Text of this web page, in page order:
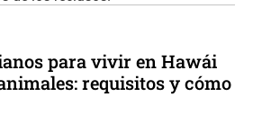
para vivir en Hawái
requisitos y cómo